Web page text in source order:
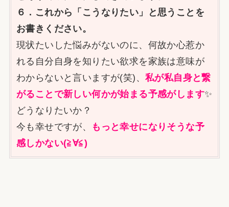
６．これから「こうなりたい」と思うことを
お書きください。
現状たいした悩みがないのに、何故か心惹か
れる自分自身を知りたい欲求を家族は意味が
わからないと言いますが(笑)、 私が私自身と繋
がることで新しい何かが始まる予感がします✨
どうなりたいか？
今も幸せですが、
もっと幸せになりそうな予
感しかない(≧∀≦)